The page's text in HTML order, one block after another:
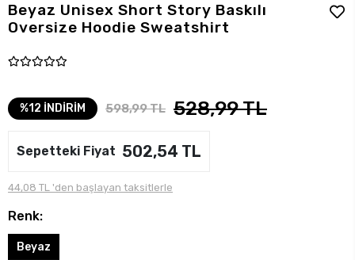
Beyaz Unisex Short Story Baskılı
Oversize Hoodie Sweatshirt
%12 İNDİRİM 598,99 TL 528,99 TL
Sepetteki Fiyat 502,54 TL
44,08 TL 'den başlayan taksitlerle
Renk:
Beyaz